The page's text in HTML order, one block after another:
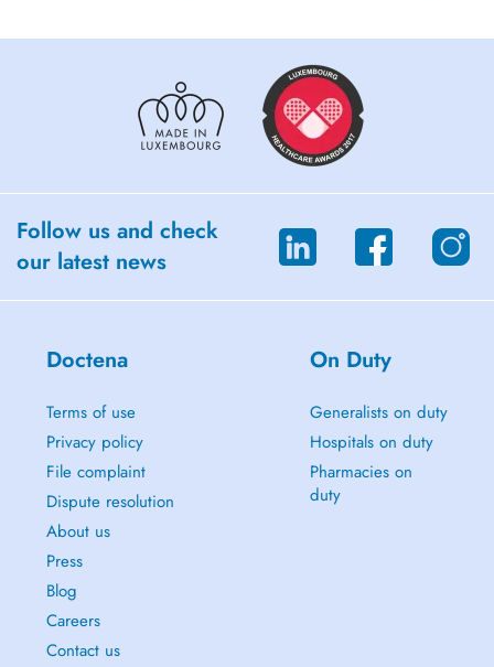
Follow us and check
our latest news
Doctena
Terms of use
Privacy policy
File complaint
Dispute resolution
About us
Press
Blog
Careers
Contact us
On Duty
Generalists on duty
Hospitals on duty
Pharmacies on
duty